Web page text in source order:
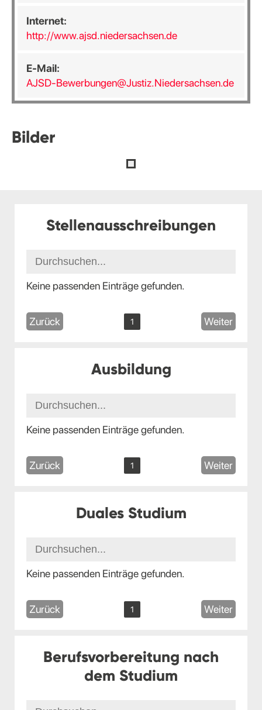
Internet:
http://www.ajsd.niedersachsen.de
E-Mail:
AJSD-Bewerbungen@Justiz.Niedersachsen.de
Bilder
Stellenausschreibungen
Keine passenden Einträge gefunden.
Zurück 1 Weiter
Ausbildung
Keine passenden Einträge gefunden.
Zurück 1 Weiter
Duales Studium
Keine passenden Einträge gefunden.
Zurück 1 Weiter
Berufsvorbereitung nach
dem Studium